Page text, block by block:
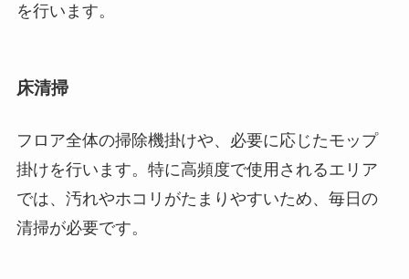
を行います。
床清掃
フロア全体の掃除機掛けや、必要に応じたモップ
掛けを行います。特に高頻度で使用されるエリア
では、汚れやホコリがたまりやすいため、毎日の
清掃が必要です。